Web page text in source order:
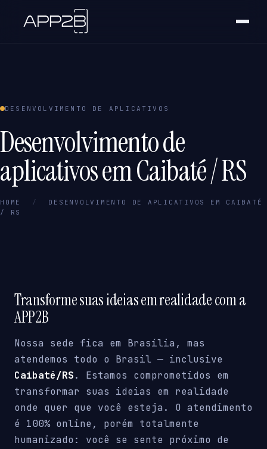
DESENVOLVIMENTO DE APLICATIVOS
Desenvolvimento de
aplicativos em Caibaté / RS
HOME /
DESENVOLVIMENTO DE APLICATIVOS EM CAIBATÉ
/ RS
Transforme suas ideias em realidade com a
APP2B
Nossa sede fica em Brasília, mas
atendemos todo o Brasil — inclusive
Caibaté/RS. Estamos comprometidos em
transformar suas ideias em realidade
onde quer que você esteja. O atendimento
é 100% online, porém totalmente
humanizado: você se sente próximo de